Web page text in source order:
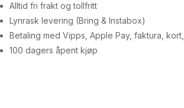
Alltid fri frakt og tollfritt
Lynrask levering (Bring & Instabox)
Betaling med Vipps, Apple Pay, faktura,
100 dagers åpent kjøp